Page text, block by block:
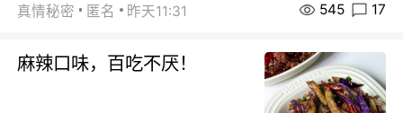
真情秘密 匿名 昨天11:31 545 17
麻辣口味，百吃不厌！